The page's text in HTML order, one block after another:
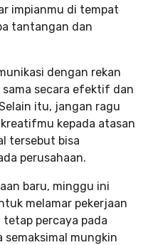
impianmu di tempat
tantangan dan
dengan rekan
secara efektif dan
itu, jangan ragu
kepada atasan
tersebut bisa
perusahaan.
baru, minggu ini
melamar pekerjaan
percaya pada
semaksimal mungkin